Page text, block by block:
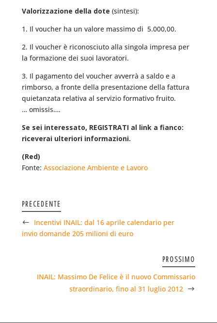
Valorizzazione della dote (sintesi):
1. Il voucher ha un valore massimo di  5.000,00.
2. Il voucher è riconosciuto alla singola impresa per
la formazione dei suoi lavoratori.
3. Il pagamento del voucher avverrà a saldo e a
rimborso, a fronte della presentazione della fattura
quietanzata relativa al servizio formativo fruito.
… omissis….
Se sei interessato, REGISTRATI al link a fianco:
riceverai ulteriori informazioni.
(Red)
Fonte: Associazione Ambiente e Lavoro
PRECEDENTE
Incentivi INAIL: dal 16 aprile calendario per
invio domande 205 milioni di euro
PROSSIMO
INAIL: Massimo De Felice è il nuovo Commissario
straordinario, fino al 31 luglio 2012